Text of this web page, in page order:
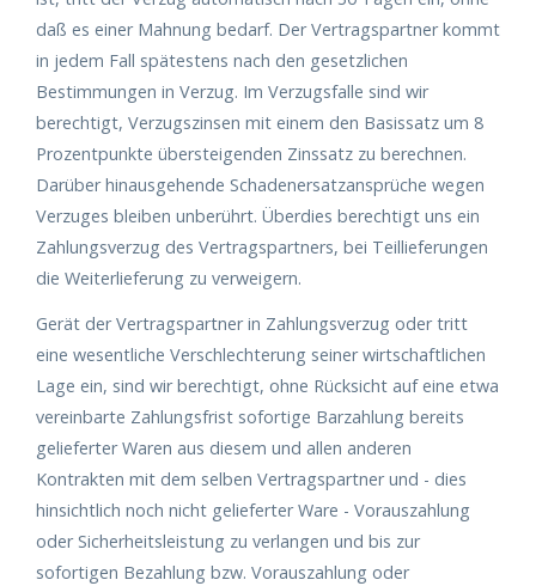
daß es einer Mahnung bedarf. Der Vertragspartner kommt
in jedem Fall spätestens nach den gesetzlichen
Bestimmungen in Verzug. Im Verzugsfalle sind wir
berechtigt, Verzugszinsen mit einem den Basissatz um 8
Prozentpunkte übersteigenden Zinssatz zu berechnen.
Darüber hinausgehende Schadenersatzansprüche wegen
Verzuges bleiben unberührt. Überdies berechtigt uns ein
Zahlungsverzug des Vertragspartners, bei Teillieferungen
die Weiterlieferung zu verweigern.
Gerät der Vertragspartner in Zahlungsverzug oder tritt
eine wesentliche Verschlechterung seiner wirtschaftlichen
Lage ein, sind wir berechtigt, ohne Rücksicht auf eine etwa
vereinbarte Zahlungsfrist sofortige Barzahlung bereits
gelieferter Waren aus diesem und allen anderen
Kontrakten mit dem selben Vertragspartner und - dies
hinsichtlich noch nicht gelieferter Ware - Vorauszahlung
oder Sicherheitsleistung zu verlangen und bis zur
sofortigen Bezahlung bzw. Vorauszahlung oder